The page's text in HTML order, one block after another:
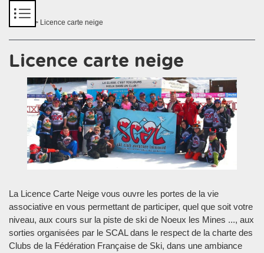
> Licence carte neige
Licence carte neige
La Licence Carte Neige vous ouvre les portes de la vie
associative en vous permettant de participer, quel que soit votre
niveau, aux cours sur la piste de ski de Noeux les Mines ..., aux
sorties organisées par le SCAL dans le respect de la charte des
Clubs de la Fédération Française de Ski, dans une ambiance